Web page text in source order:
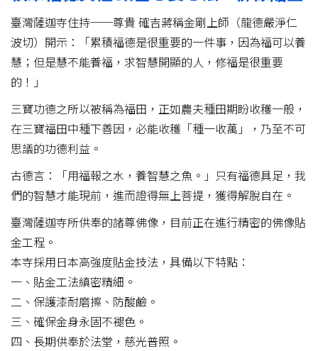
臺灣薩迦寺住持──尊貴 確吉蔣稱金剛上師（龍德嚴淨仁
波切）開示：「累積福德是很重要的一件事，因為福可以養
慧；但是慧不能養福，求智慧開顯的人，修福是很重要
的！」
三寶功德之所以被稱為福田，正如農夫種田期盼收穫一般，
在三寶福田中種下善因，必能收穫「種一收萬」，乃至不可
思議的功德利益。
古德言：「用福報之水，養智慧之魚。」只有福德具足，我
們的智慧才能現前，進而證得無上菩提，獲得解脫自在。
臺灣薩迦寺所供奉的諸尊佛像，目前正在進行精密的佛像貼
金工程。
本寺採用日本高強度貼金技法，具備以下特點：
一、貼金工法縝密精細。
二、保護漆耐磨擦、防酸鹼。
三、確保金身永固不褪色。
四、長期供奉於法堂，慈光普照。